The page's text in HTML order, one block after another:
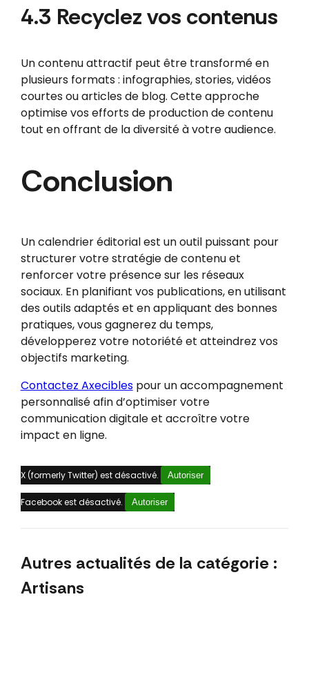
4.3 Recyclez vos contenus
Un contenu attractif peut être transformé en
plusieurs formats : infographies, stories, vidéos
courtes ou articles de blog. Cette approche
optimise vos efforts de production de contenu
tout en offrant de la diversité à votre audience.
Conclusion
Un calendrier éditorial est un outil puissant pour
structurer votre stratégie de contenu et
renforcer votre présence sur les réseaux
sociaux. En planifiant vos publications, en utilisant
des outils adaptés et en appliquant des bonnes
pratiques, vous gagnerez du temps,
développerez votre notoriété et atteindrez vos
objectifs marketing.
Contactez Axeciblespour un accompagnement
personnalisé afin d’optimiser votre
communication digitale et accroître votre
impact en ligne.
X (formerly Twitter) est désactivé. Autoriser
Facebook est désactivé. Autoriser
Autres actualités de la catégorie :
Artisans